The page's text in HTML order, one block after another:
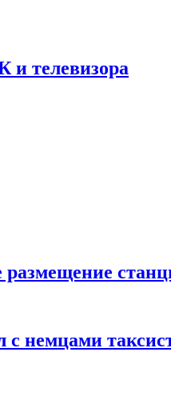
и телевизора
с немцами